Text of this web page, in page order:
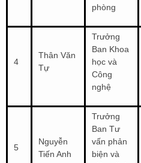
phòng
4
Thân Văn
Tự
Trưởng
Ban Khoa
học và
Công
nghệ
5
Nguyễn
Tiến Anh
Trưởng
Ban Tư
vấn phản
biện và